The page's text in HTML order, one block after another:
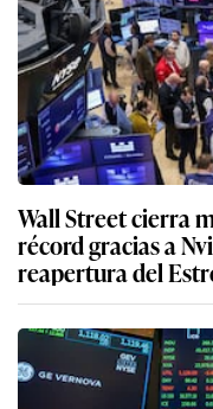
Wall Street cierra
récord gracias a
reapertura del